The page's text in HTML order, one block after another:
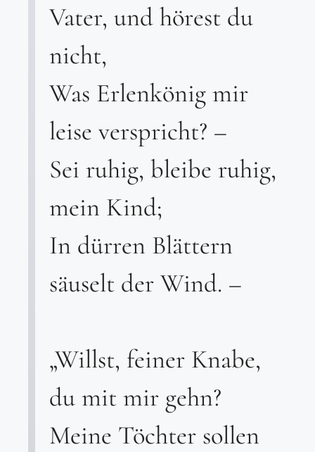
Vater, und hörest du
nicht,
Was Erlenkönig mir
leise verspricht? –
Sei ruhig, bleibe ruhig,
mein Kind;
In dürren Blättern
säuselt der Wind. –
„Willst, feiner Knabe,
du mit mir gehn?
Meine Töchter sollen